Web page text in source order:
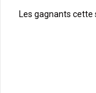
Les gagnants cette